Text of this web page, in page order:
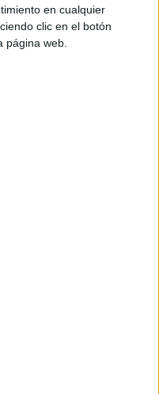
en cualquier
clic en el botón
página web.